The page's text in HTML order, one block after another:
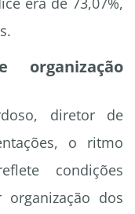
organização
diretor de
o ritmo
condições
dos